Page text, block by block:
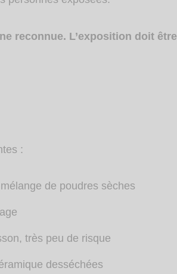
reconnue. L’exposition doit être
:
de poudres sèches
très peu de risque
desséchées